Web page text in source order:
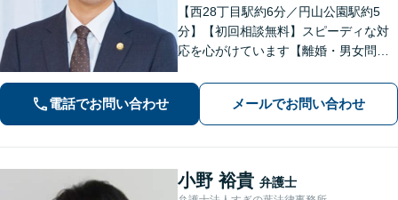
【西28丁目駅約6分／円山公園駅約5
分】【初回相談無料】スピーディな対
応を心がけています【離婚・男女問
に強い【相続】分割協議や調停の実績
電話でお問い合わせ メールでお問い合わせ
小野 裕貴 弁護士